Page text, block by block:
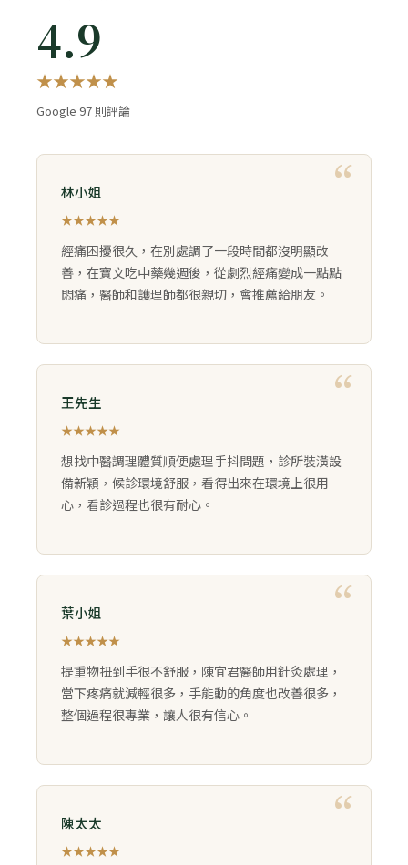
4.9
★★★★★
Google 97 則評論
林小姐
★★★★★
經痛困擾很久，在別處調了一段時間都沒明顯改
善，在寶文吃中藥幾週後，從劇烈經痛變成一點點
悶痛，醫師和護理師都很親切，會推薦給朋友。
王先生
★★★★★
想找中醫調理體質順便處理手抖問題，診所裝潢設
備新穎，候診環境舒服，看得出來在環境上很用
心，看診過程也很有耐心。
葉小姐
★★★★★
提重物扭到手很不舒服，陳宜君醫師用針灸處理，
當下疼痛就減輕很多，手能動的角度也改善很多，
整個過程很專業，讓人很有信心。
陳太太
★★★★★